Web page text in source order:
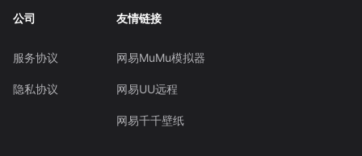
公司
服务协议
隐私协议
友情链接
网易MuMu模拟器
网易UU远程
网易千千壁纸